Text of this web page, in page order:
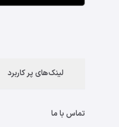
لینک‌های پر کاربرد
تماس با ما